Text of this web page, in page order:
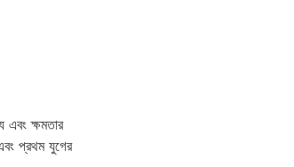
এবং ক্ষমতার
প্রথম যুগের